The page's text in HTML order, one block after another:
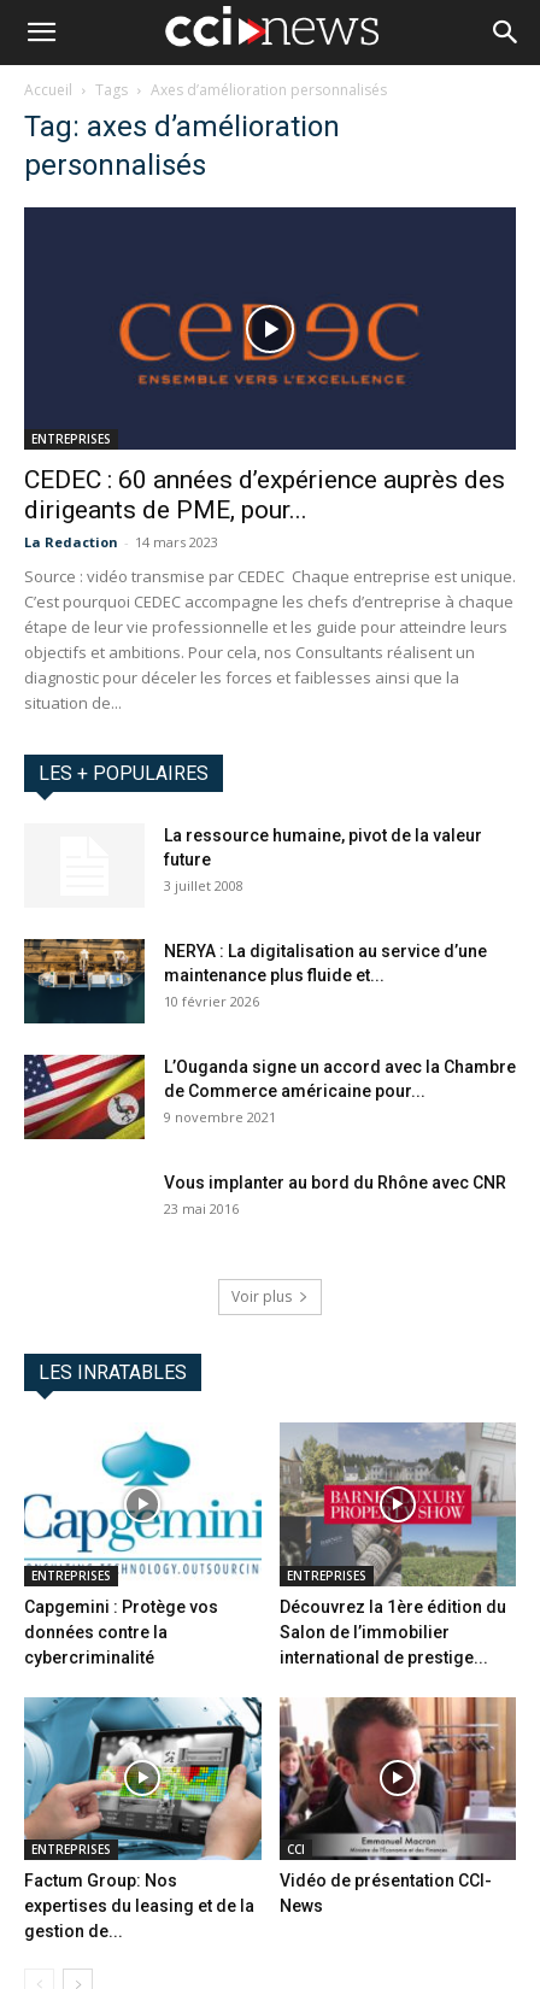
Accueil Tags Axes d’amélioration personnalisés
Tag: axes d’amélioration
personnalisés
ENTREPRISES
CEDEC : 60 années d’expérience auprès des
dirigeants de PME, pour...
La Redaction - 14 mars 2023
Source : vidéo transmise par CEDEC Chaque entreprise est unique.
C’est pourquoi CEDEC accompagne les chefs d’entreprise à chaque
étape de leur vie professionnelle et les guide pour atteindre leurs
objectifs et ambitions. Pour cela, nos Consultants réalisent un
diagnostic pour déceler les forces et faiblesses ainsi que la
situation de...
LES + POPULAIRES
La ressource humaine, pivot de la valeur
future
3 juillet 2008
NERYA : La digitalisation au service d’une
maintenance plus fluide et...
10 février 2026
L’Ouganda signe un accord avec la Chambre
de Commerce américaine pour...
9 novembre 2021
Vous implanter au bord du Rhône avec CNR
23 mai 2016
Voir plus
LES INRATABLES
ENTREPRISES
Capgemini : Protège vos
données contre la
cybercriminalité
ENTREPRISES
Découvrez la 1ère édition du
Salon de l’immobilier
international de prestige...
ENTREPRISES
Factum Group: Nos
expertises du leasing et de la
gestion de...
CCI
Vidéo de présentation CCI-
News